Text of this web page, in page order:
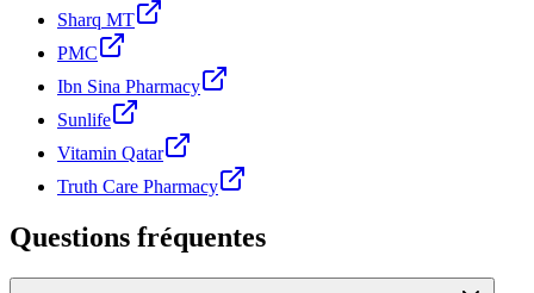
Sharq MT
PMC
Ibn Sina Pharmacy
Sunlife
Vitamin Qatar
Truth Care Pharmacy
Questions fréquentes